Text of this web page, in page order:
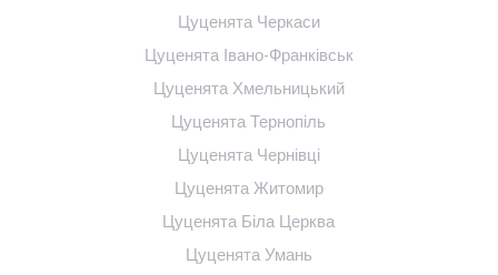
Цуценята Черкаси
Цуценята Івано-Франківськ
Цуценята Хмельницький
Цуценята Тернопіль
Цуценята Чернівці
Цуценята Житомир
Цуценята Біла Церква
Цуценята Умань